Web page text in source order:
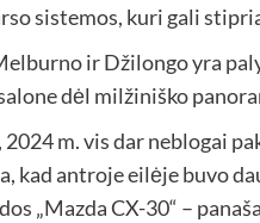
sistemos, kuri gali
ir Džilongo yra
dėl milžiniško
m. vis dar neblogai
kad antroje eilėje buvo
„Mazda CX-30“ –